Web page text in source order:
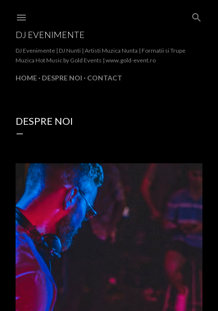
DJ EVENIMENTE
DJ Evenimente | DJ Nunti | Artisti Muzica Nunta | Formatii si Trupe
Muzica Hot Music by Gold Events | www.gold-event.ro
HOME DESPRE NOI CONTACT
DESPRE NOI